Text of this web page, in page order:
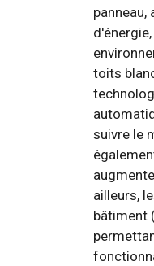
toits
suivre le
ailleurs,
bâtiment